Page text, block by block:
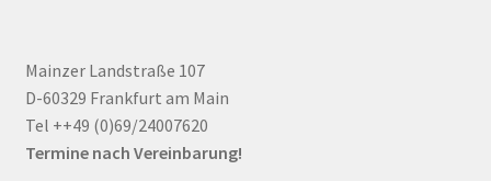
Mainzer Landstraße 107
D-60329 Frankfurt am Main
Tel ++49 (0)69/24007620
Termine nach Vereinbarung!